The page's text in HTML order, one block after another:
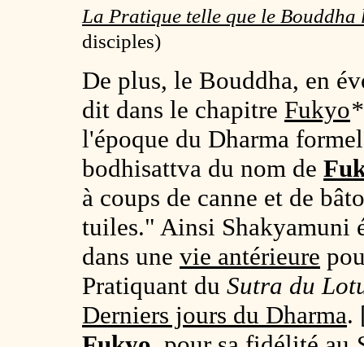
La Pratique telle que le Bouddha
disciples)
De plus, le Bouddha, en
dit dans le chapitre Fukyo*
l'époque du Dharma
bodhisattva du nom de
à coups de canne et de
tuiles." Ainsi Shakyamuni
dans une vie antérieure
Pratiquant du Sutra du
Derniers jours du Dharma.